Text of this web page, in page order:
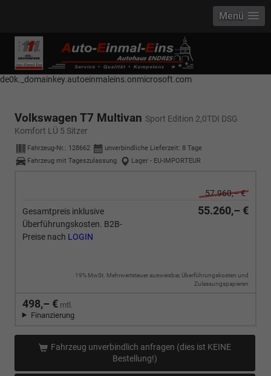
------------ Host Name : selector1._domainkey Points to address or value:
selector1-aee-de0k._domainkey.autoeinmaleins.onmicrosoft.com Host
Name : selector2._domainkey Points to address or value: selector2-aee-
de0k._domainkey.autoeinmaleins.onmicrosoft.com
Menü
Volkswagen T7 Multivan Sport Edition 2,0TDI DSG
Komfort LÜ 5 Sitzer
Fahrzeug-Nr.: 128662 unverbindliche Lieferzeit: 8 Tage
Fahrzeug mit Tageszulassung
Lager - EU-IMPORTEUR
57.960,– €
Gesamtpreis inklusive
Überführungskosten. B2B-
Preise nach LOGIN
55.260,– €
19% MwSt. Mehrwertsteuer ausweisbar, Überführungskosten und
Zulassungspapieren
498,– € mtl.
Finanzierung
Fahrzeug unverbindlich anfragen (dies ist KEINE
Bestellung!)